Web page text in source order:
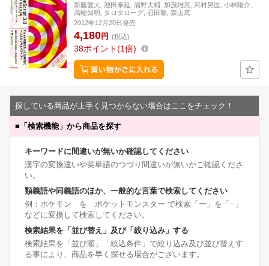
新藤愛大, 池田泰延, 浦野大輔, 加茂雄亮, 河村晃匡, 小林陽介,
高輪知明, タロタローグ, 召田敬, 森山篤
2012年12月20日発売
4,180円 (税込)
38ポイント 1倍
探している商品が上手く見つからない場合はここをチェック！
■ 「検索機能」から商品を探す
キーワードに間違いが無いか確認してください
漢字の変換違いや英単語のつづり間違いが無いかご確認くださ
い。
類義語や同義語のほか、一般的な言葉で検索してください
例：ポケモン を ポケットモンスター で検索「ー」を「−」
などに変換して検索してください。
検索結果を「並び替え」及び「絞り込み」する
検索結果を「並び順」「絞込条件」で絞り込み及び並び替えす
る事により、商品を早く探せる場合がございます。